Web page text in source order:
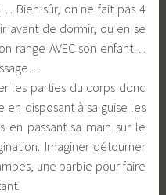
Bien sûr, on ne fait pas 4
avant de dormir, ou en se
range AVEC son enfant…
les parties du corps donc
en disposant à sa guise les
en passant sa main sur le
Imaginer détourner
une barbie pour faire